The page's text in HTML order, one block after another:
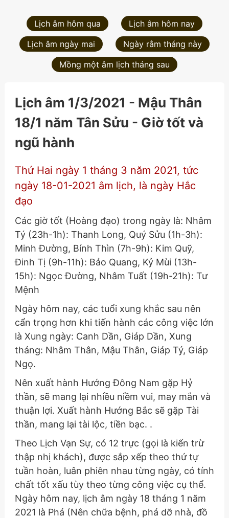
Lịch âm hôm qua
Lịch âm hôm nay
Lịch âm ngày mai
Ngày rằm tháng này
Mồng một âm lịch tháng sau
Lịch âm 1/3/2021 - Mậu Thân
18/1 năm Tân Sửu - Giờ tốt và
ngũ hành
Thứ Hai ngày 1 tháng 3 năm 2021, tức
ngày 18-01-2021 âm lịch, là ngày Hắc
đạo
Các giờ tốt (Hoàng đạo) trong ngày là: Nhâm
Tý (23h-1h): Thanh Long, Quý Sửu (1h-3h):
Minh Đường, Bính Thìn (7h-9h): Kim Quỹ,
Đinh Tị (9h-11h): Bảo Quang, Kỷ Mùi (13h-
15h): Ngọc Đường, Nhâm Tuất (19h-21h): Tư
Mệnh
Ngày hôm nay, các tuổi xung khắc sau nên
cẩn trọng hơn khi tiến hành các công việc lớn
là Xung ngày: Canh Dần, Giáp Dần, Xung
tháng: Nhâm Thân, Mậu Thân, Giáp Tý, Giáp
Ngọ.
Nên xuất hành Hướng Đông Nam gặp Hỷ
thần, sẽ mang lại nhiều niềm vui, may mắn và
thuận lợi. Xuất hành Hướng Bắc sẽ gặp Tài
thần, mang lại tài lộc, tiền bạc. .
Theo Lịch Vạn Sự, có 12 trực (gọi là kiến trừ
thập nhị khách), được sắp xếp theo thứ tự
tuần hoàn, luân phiên nhau từng ngày, có tính
chất tốt xấu tùy theo từng công việc cụ thể.
Ngày hôm nay, lịch âm ngày 18 tháng 1 năm
2021 là Phá (Nên chữa bệnh, phá dỡ nhà, đồ